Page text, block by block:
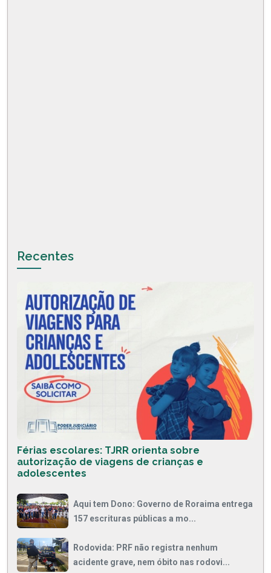
Recentes
Férias escolares: TJRR orienta sobre
autorização de viagens de crianças e
adolescentes
Aqui tem Dono: Governo de Roraima entrega
157 escrituras públicas a mo...
Rodovida: PRF não registra nenhum
acidente grave, nem óbito nas rodovi...